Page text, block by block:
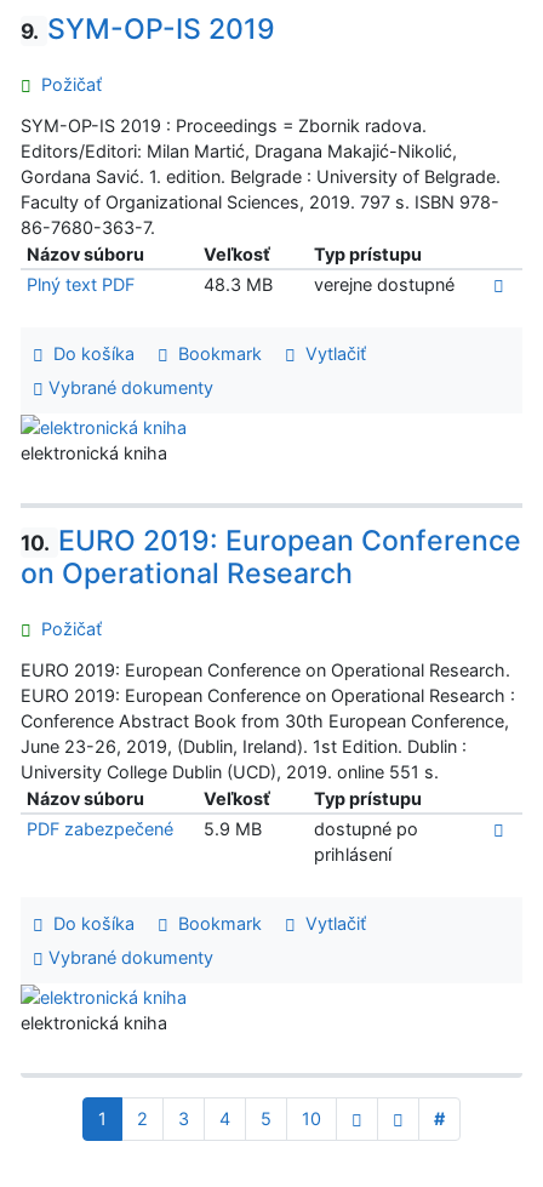
9. SYM-OP-IS 2019
Požičať
SYM-OP-IS 2019 : Proceedings = Zbornik radova.
Editors/Editori: Milan Martić, Dragana Makajić-Nikolić,
Gordana Savić. 1. edition. Belgrade : University of Belgrade.
Faculty of Organizational Sciences, 2019. 797 s. ISBN 978-
86-7680-363-7.
Názov súboru
Veľkosť
Typ prístupu
Plný text PDF
48.3 MB verejne dostupné
Do košíka Bookmark
Vytlačiť
Vybrané dokumenty
elektronická kniha
10. EURO 2019: European Conference
on Operational Research
Požičať
EURO 2019: European Conference on Operational Research.
EURO 2019: European Conference on Operational Research :
Conference Abstract Book from 30th European Conference,
June 23-26, 2019, (Dublin, Ireland). 1st Edition. Dublin :
University College Dublin (UCD), 2019. online 551 s.
Názov súboru
Veľkosť
Typ prístupu
PDF zabezpečené
5.9 MB
dostupné po
prihlásení
Do košíka Bookmark
Vytlačiť
Vybrané dokumenty
elektronická kniha
1 2 3 4 5 10 #